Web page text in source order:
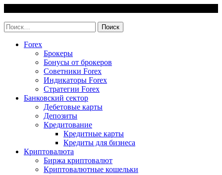
content
Найти:
Forex
Брокеры
Бонусы от брокеров
Советники Forex
Индикаторы Forex
Стратегии Forex
Банковский сектор
Дебетовые карты
Депозиты
Кредитование
Кредитные карты
Кредиты для бизнеса
Криптовалюта
Биржа криптовалют
Криптовалютные кошельки